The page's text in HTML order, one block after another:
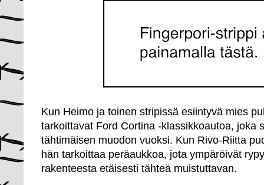
Kun Heimo ja toinen stripissä esiintyvä mies
tarkoittavat Ford Cortina -klassikkoautoa, joka
tähtimäisen muodon vuoksi. Kun Rivo-Riitta
hän tarkoittaa peräaukkoa, jota ympäröivät
rakenteesta etäisesti tähteä muistuttavan.